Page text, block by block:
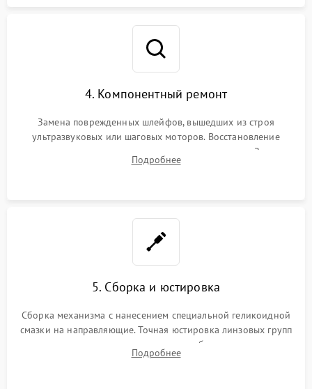
4. Компонентный ремонт
Замена поврежденных шлейфов, вышедших из строя
ультразвуковых или шаговых моторов. Восстановление
геометрии направляющих при заклинивании зума. Замена
неисправного блока диафрагмы, датчиков положения или
Подробнее
5. Сборка и юстировка
Сборка механизма с нанесением специальной геликоидной
смазки на направляющие. Точная юстировка линзовых групп
программным или механическим способом для устранения
бэк
Подробнее